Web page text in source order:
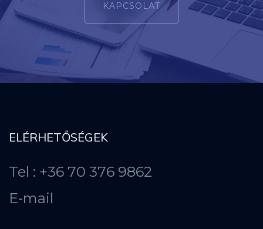
KAPCSOLAT
ELÉRHETŐSÉGEK
Tel : +36 70 376 9862
E-mail